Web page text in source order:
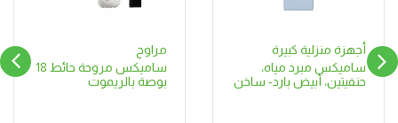
أجهزة منزلية كبيرة
ساميكس مبرد مياه،
حنفيتين، أبيض بارد- ساخن
مراوح
ساميكس مروحة حائط 18
بوصة بالريموت